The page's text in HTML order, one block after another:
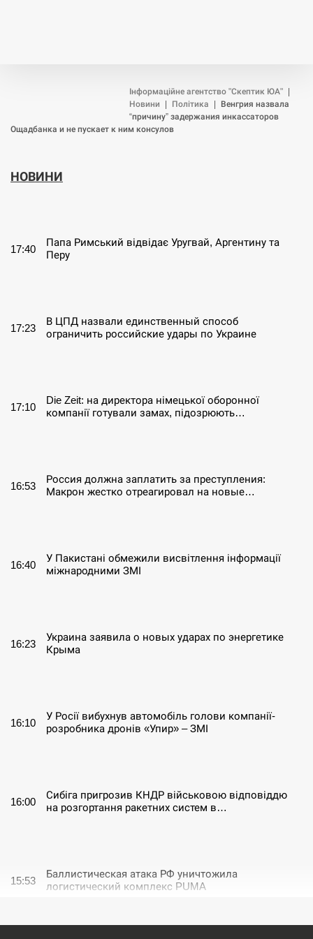
Інформаційне агентство "Скептик ЮА"
Новини
Політика
Венгрия назвала
“причину” задержания инкассаторов
Ощадбанка и не пускает к ним консулов
НОВИНИ
17:40
Папа Римський відвідає Уругвай, Аргентину та
Перу
17:23
В ЦПД назвали единственный способ
ограничить российские удары по Украине
17:10
Die Zeit: на директора німецької оборонної
компанії готували замах, підозрюють…
16:53
Россия должна заплатить за преступления:
Макрон жестко отреагировал на новые…
16:40
У Пакистані обмежили висвітлення інформації
міжнародними ЗМІ
16:23
Украина заявила о новых ударах по энергетике
Крыма
16:10
У Росії вибухнув автомобіль голови компанії-
розробника дронів «Упир» – ЗМІ
16:00
Сибіга пригрозив КНДР військовою відповіддю
на розгортання ракетних систем в…
15:53
Баллистическая атака РФ уничтожила
логистический комплекс PUMA